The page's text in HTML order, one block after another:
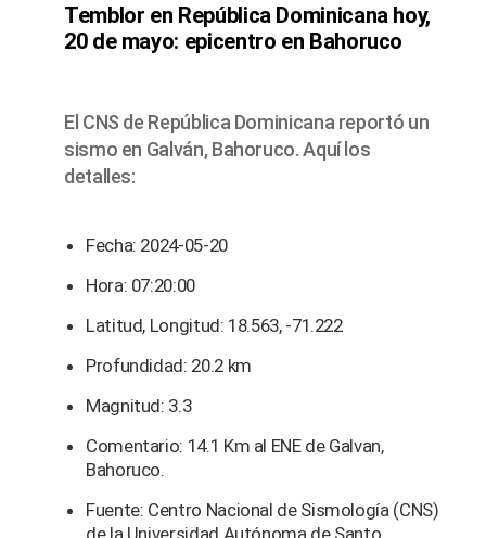
Temblor en República Dominicana hoy,
20 de mayo: epicentro en Bahoruco
El CNS de República Dominicana reportó un
sismo en Galván, Bahoruco. Aquí los
detalles:
Fecha: 2024-05-20
Hora: 07:20:00
Latitud, Longitud: 18.563, -71.222
Profundidad: 20.2 km
Magnitud: 3.3
Comentario: 14.1 Km al ENE de Galvan,
Bahoruco.
Fuente: Centro Nacional de Sismología (CNS)
de la Universidad Autónoma de Santo